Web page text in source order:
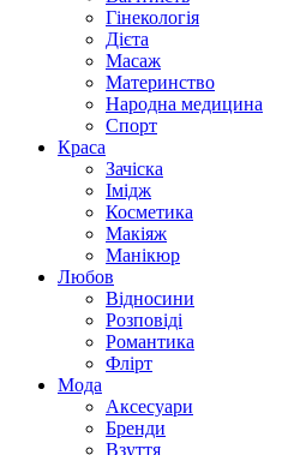
Гінекологія
Дієта
Масаж
Материнство
Народна медицина
Спорт
Краса
Зачіска
Імідж
Косметика
Макіяж
Манікюр
Любов
Відносини
Розповіді
Романтика
Флірт
Мода
Аксесуари
Бренди
Взуття